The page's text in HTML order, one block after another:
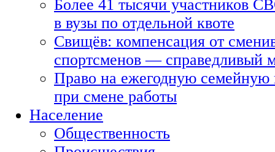
Более 41 тысячи участников
в вузы по отдельной квоте
Свищёв: компенсация от
спортсменов — справедливый
Право на ежегодную семейную
при смене работы
Население
Общественность